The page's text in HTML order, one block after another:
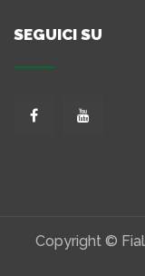
SEGUICI SU
Copyright ©